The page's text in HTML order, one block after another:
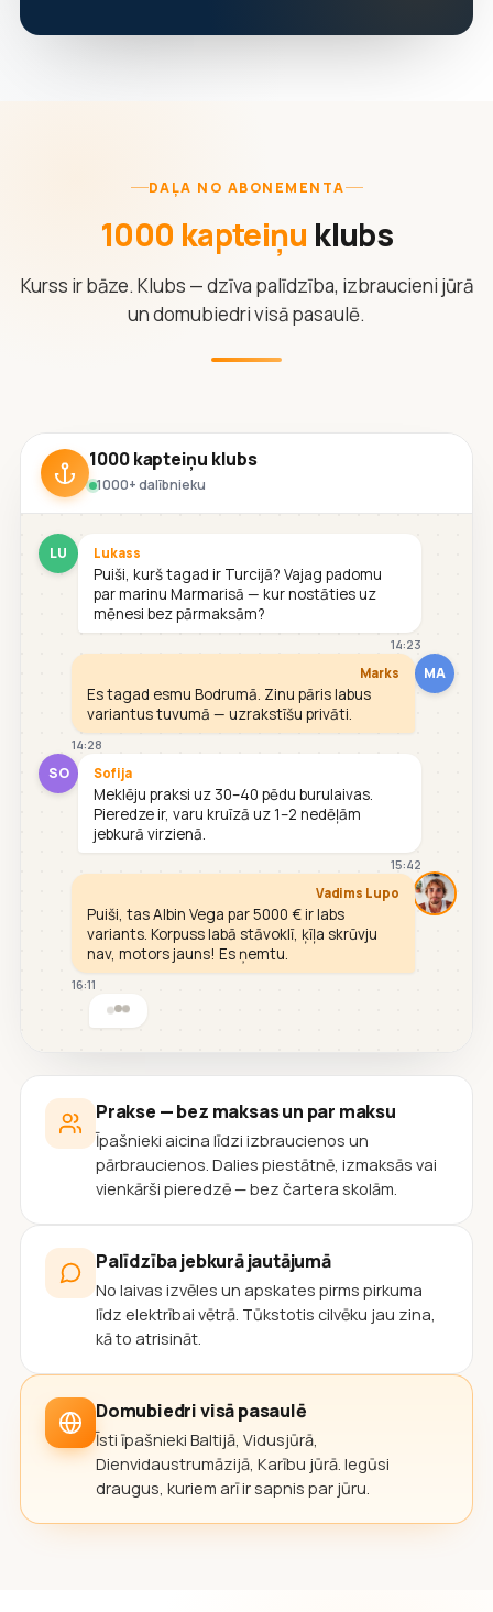
DAĻA NO ABONEMENTA
1000 kapteiņu klubs
Kurss ir bāze. Klubs — dzīva palīdzība, izbraucieni jūrā
un domubiedri visā pasaulē.
1000 kapteiņu klubs
1000+ dalībnieku
LU Lukass
Puiši, kurš tagad ir Turcijā? Vajag padomu
par marinu Marmarisā — kur nostāties uz
mēnesi bez pārmaksām?
14:23
MA
Marks
Es tagad esmu Bodrumā. Zinu pāris labus
variantus tuvumā — uzrakstīšu privāti.
14:28
SO Sofija
Meklēju praksi uz 30–40 pēdu burulaivas.
Pieredze ir, varu kruīzā uz 1–2 nedēļām
jebkurā virzienā.
15:42
Vadims Lupo
Puiši, tas Albin Vega par 5000 € ir labs
variants. Korpuss labā stāvoklī, ķīļa skrūvju
nav, motors jauns! Es ņemtu.
16:11
Prakse — bez maksas un par maksu
Īpašnieki aicina līdzi izbraucienos un
pārbraucienos. Dalies piestātnē, izmaksās vai
vienkārši pieredzē — bez čartera skolām.
Palīdzība jebkurā jautājumā
No laivas izvēles un apskates pirms pirkuma
līdz elektrībai vētrā. Tūkstotis cilvēku jau zina,
kā to atrisināt.
Domubiedri visā pasaulē
Īsti īpašnieki Baltijā, Vidusjūrā,
Dienvidaustrumāzijā, Karību jūrā. Iegūsi
draugus, kuriem arī ir sapnis par jūru.